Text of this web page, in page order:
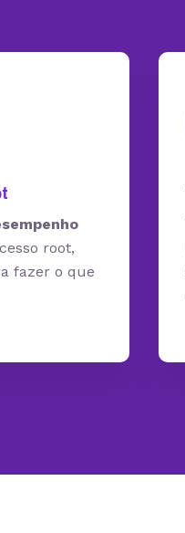
root,
fazer o que